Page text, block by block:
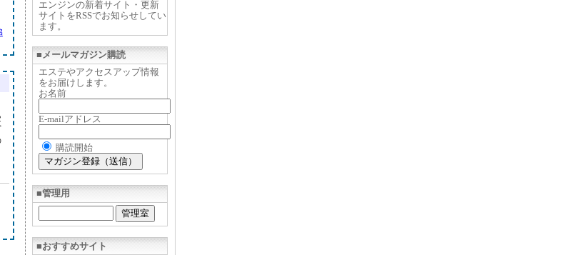
エンジンの新着サイト・更新
サイトをRSSでお知らせしてい
ます。
■メールマガジン購読
エステやアクセスアップ情報
をお届けします。
お名前
E-mailアドレス
購読開始
■管理用
■おすすめサイト